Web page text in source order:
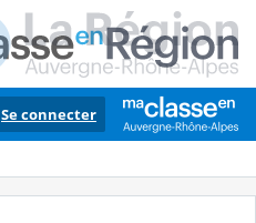
Se connecter